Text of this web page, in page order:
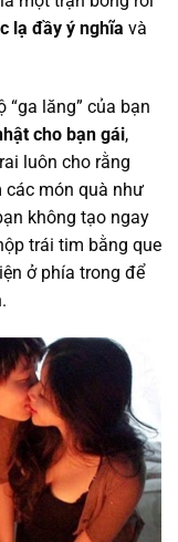
lạ đầy ý nghĩa và
lăng” của bạn
cho bạn gái,
luôn cho rằng
các món quà như
không tạo ngay
trái tim bằng que
ở phía trong để